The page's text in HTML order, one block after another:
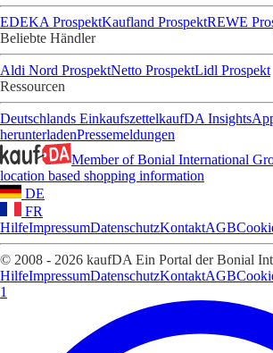
EDEKA ProspektKaufland ProspektREWE
Beliebte Händler
Aldi Nord ProspektNetto ProspektLidl Prospekt
Ressourcen
Deutschlands EinkaufszettelkaufDA Insights
herunterladenPressemeldungen
Member of Bonial International
location based shopping information
DE
FR
HilfeImpressumDatenschutzKontaktAGB
© 2008 - 2026 kaufDA Ein Portal der Bonial
HilfeImpressumDatenschutzKontaktAGB
1